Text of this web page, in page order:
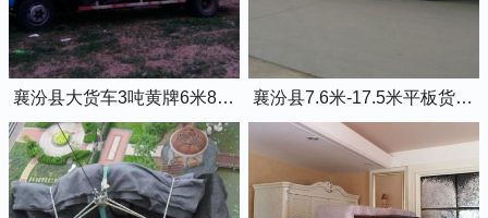
襄汾县大货车3吨黄牌6米8的厢式货车 襄汾县7.6米-17.5米平板货车出租